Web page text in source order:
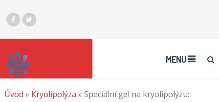
MENU
Úvod » Kryolipolýza » Speciální gel na kryolipolýzu: